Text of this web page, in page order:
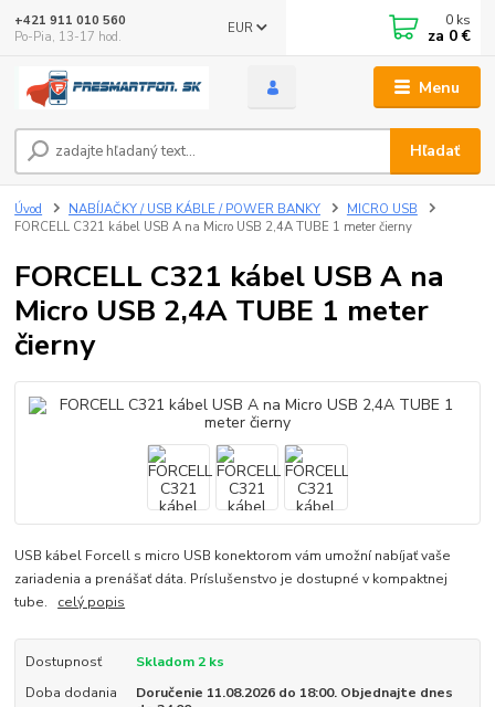
Menu
EUR
Hľadať
+421 911 010 560
Po-Pia, 13-17 hod.
0 ks
za 0 €
Úvod NABÍJAČKY / USB KÁBLE / POWER BANKY
MICRO USB
FORCELL C321 kábel USB A na Micro USB 2,4A TUBE 1 meter čierny
FORCELL C321 kábel USB A na
Micro USB 2,4A TUBE 1 meter
čierny
USB kábel Forcell s micro USB konektorom vám umožní nabíjať vaše
zariadenia a prenášať dáta. Príslušenstvo je dostupné v kompaktnej
tube. celý popis
Dostupnosť
Skladom 2 ks
Doba dodania
Doručenie 11.08.2026 do 18:00. Objednajte dnes